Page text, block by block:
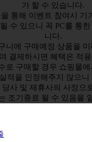
가 할 수 있습니다.
통해 이벤트 참여시 기
수 있으니 꼭 PC를 통
니다.
니에 구매예정 상품을 미
결제하시면 혜택은 적
로 구매할 경우 쇼핑몰
적을 인정해주지 않으
사 및 제휴사의 사정으
조기종료 될 수 있음을